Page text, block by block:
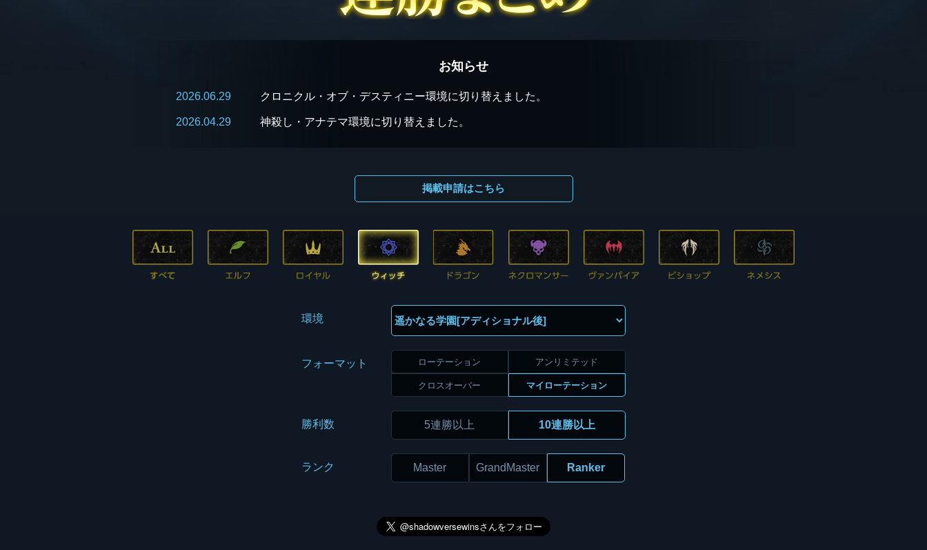
お知らせ
2026.06.29 クロニクル・オブ・デスティニー環境に切り替えました。
2026.04.29 神殺し・アナテマ環境に切り替えました。
掲載申請はこちら
環境
フォーマット ローテーション アンリミテッド
クロスオーバー マイローテーション
勝利数 5連勝以上 10連勝以上
ランク Master GrandMaster Ranker